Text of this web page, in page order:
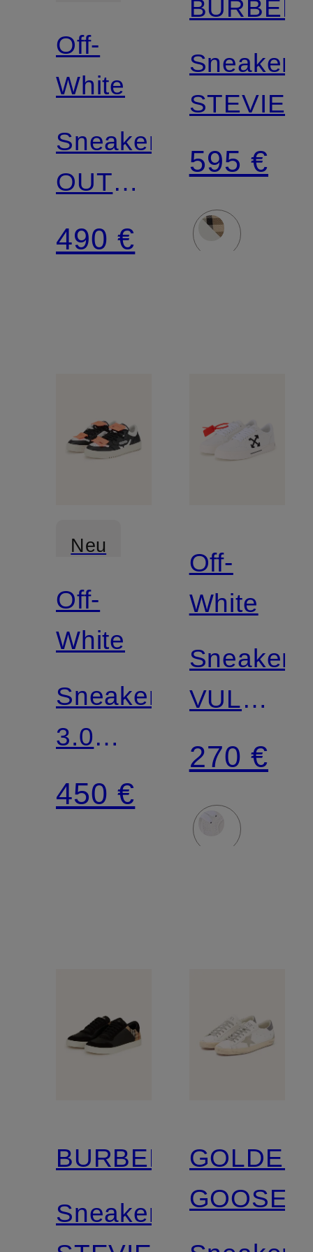
Off-
White
Sneaker
OUT
OF
OFFICE
490 €
Sneaker
STEVIE
595 €
Neu
Off-
White
Sneaker
3.0
COURT
450 €
Off-
White
Sneaker
VULC
LOW
270 €
BURBERRY
Sneaker
GOLDEN
GOOSE